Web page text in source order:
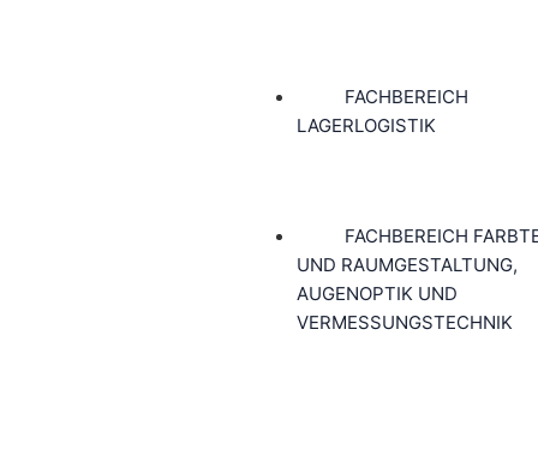
FACHBEREICH
LAGERLOGISTIK
FACHBEREICH
UND RAUMGESTALTUNG,
AUGENOPTIK UND
VERMESSUNGSTECHNIK